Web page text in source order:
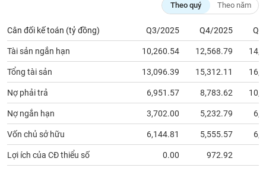
Theo quý Theo năm
Cân đối kế toán (tỷ đồng) Q3/2025 Q4/2025
Tài sản ngắn hạn 10,260.54 12,568.79
Tổng tài sản 13,096.39 15,312.11
Nợ phải trả 6,951.57 8,783.62
Nợ ngắn hạn 3,702.00 5,232.79
Vốn chủ sở hữu 6,144.81 5,555.57
Lợi ích của CĐ thiểu số 0.00 972.92
cụ
đầu
tư
Truyền
thông
tài
chính